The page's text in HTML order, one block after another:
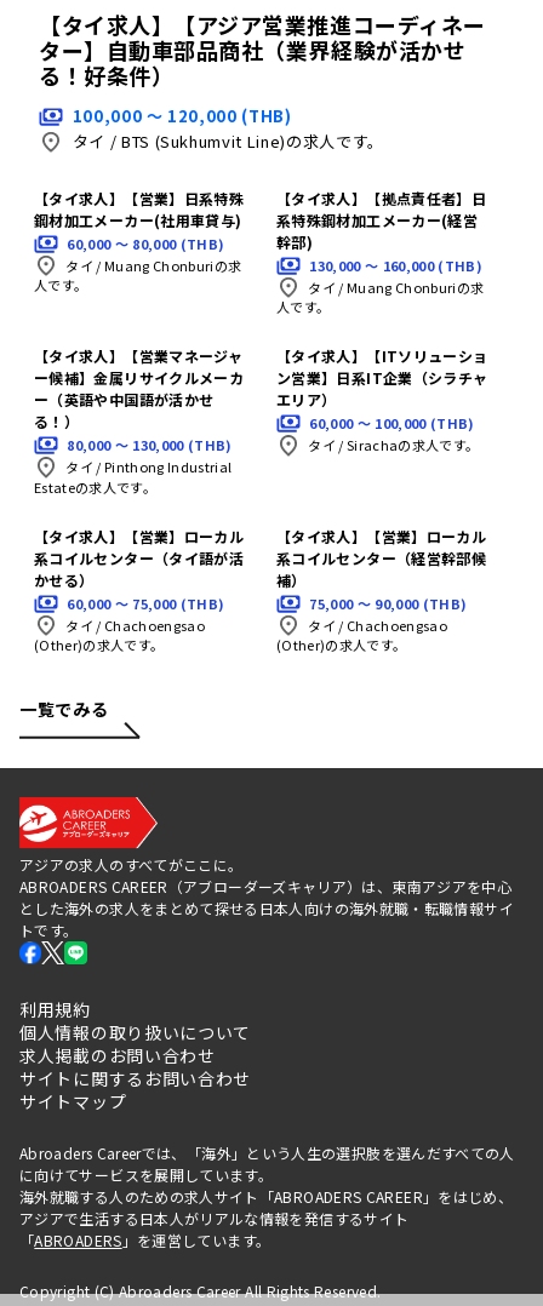
【タイ求人】【アジア営業推進コーディネー
ター】自動車部品商社（業界経験が活かせ
る！好条件）
100,000 〜 120,000 (THB)
タイ / BTS (Sukhumvit Line)の求人です。
【タイ求人】【営業】日系特殊
鋼材加工メーカー(社用車貸与)
60,000 〜 80,000 (THB)
タイ /Muang Chonburiの求
人です。
【タイ求人】【拠点責任者】日
系特殊鋼材加工メーカー(経営
幹部)
130,000 〜 160,000 (THB)
タイ /Muang Chonburiの求
人です。
【タイ求人】【営業マネージャ
ー候補】金属リサイクルメーカ
ー（英語や中国語が活かせ
る！）
80,000 〜 130,000 (THB)
タイ /Pinthong Industrial
Estateの求人です。
【タイ求人】【ITソリューショ
ン営業】日系IT企業（シラチャ
エリア）
60,000 〜 100,000 (THB)
タイ /Sirachaの求人です。
【タイ求人】【営業】ローカル
系コイルセンター（タイ語が活
かせる）
60,000 〜 75,000 (THB)
タイ / Chachoengsao
(Other)の求人です。
【タイ求人】【営業】ローカル
系コイルセンター（経営幹部候
補）
75,000 〜 90,000 (THB)
タイ / Chachoengsao
(Other)の求人です。
一覧でみる
アジアの求人のすべてがここに。
ABROADERS CAREER（アブローダーズキャリア）は、東南アジアを中心
とした海外の求人をまとめて探せる日本人向けの海外就職・転職情報サイ
トです。
利用規約
個人情報の取り扱いについて
求人掲載のお問い合わせ
サイトに関するお問い合わせ
サイトマップ
Abroaders Careerでは、「海外」という人生の選択肢を選んだすべての人
に向けてサービスを展開しています。
海外就職する人のための求人サイト「ABROADERS CAREER」をはじめ、
アジアで生活する日本人がリアルな情報を発信するサイト
「ABROADERS 」を運営しています。
Copyright (C) Abroaders Career All Rights Reserved.